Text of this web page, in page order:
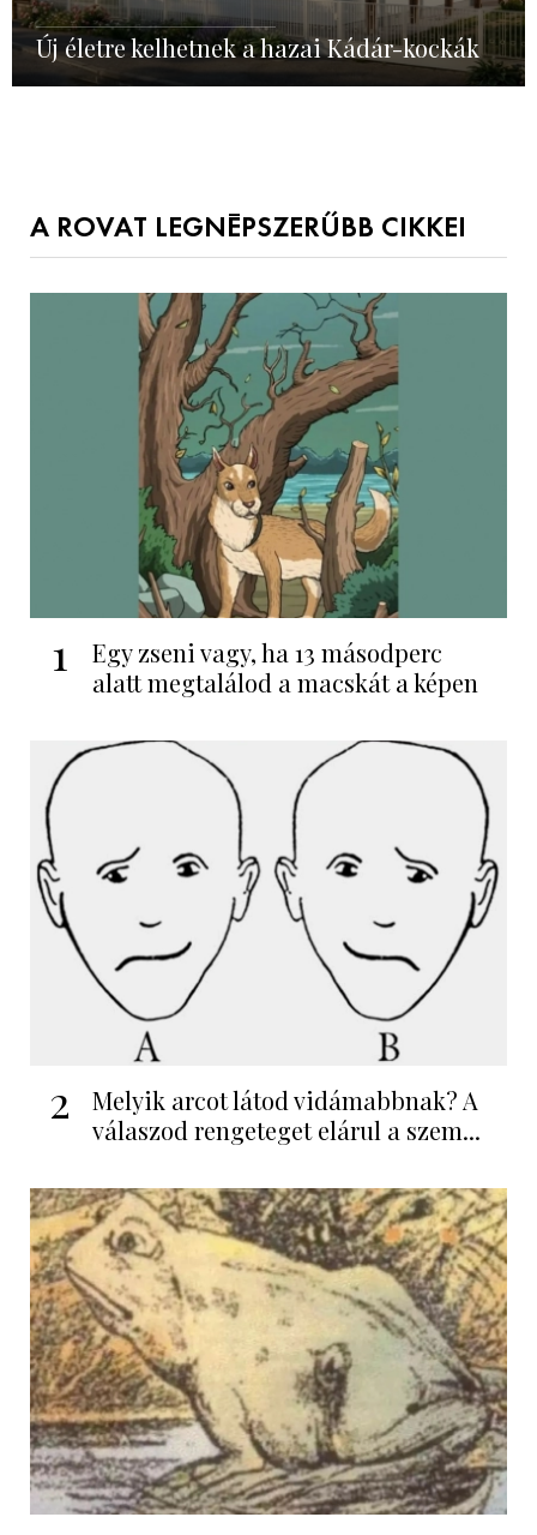
Új életre kelhetnek a hazai Kádár-kockák
A ROVAT LEGNÉPSZERŰBB CIKKEI
1
Egy zseni vagy, ha 13 másodperc
alatt megtalálod a macskát a képen
2
Melyik arcot látod vidámabbnak? A
válaszod rengeteget elárul a szem...